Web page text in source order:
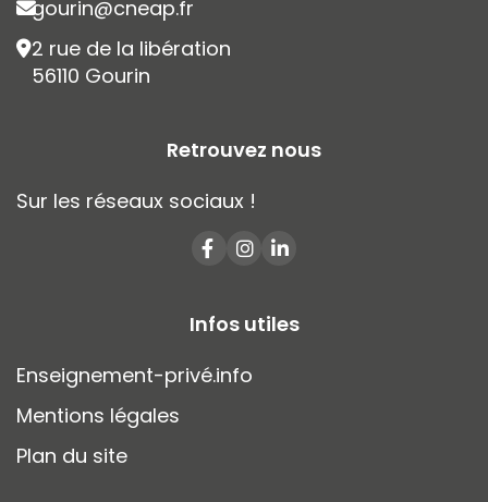
gourin@cneap.fr
2 rue de la libération
56110 Gourin
Retrouvez nous
Sur les réseaux sociaux !
Infos utiles
Enseignement-privé.info
Mentions légales
Plan du site